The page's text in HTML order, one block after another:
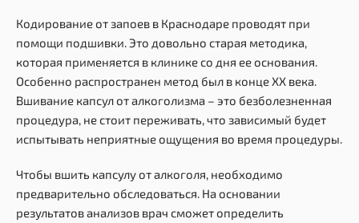
Кодирование от запоев в Краснодаре проводят при
помощи подшивки. Это довольно старая методика,
которая применяется в клинике со дня ее основания.
Особенно распространен метод был в конце ХХ века.
Вшивание капсул от алкоголизма – это безболезненная
процедура, не стоит переживать, что зависимый будет
испытывать неприятные ощущения во время процедуры.
Чтобы вшить капсулу от алкоголя, необходимо
предварительно обследоваться. На основании
результатов анализов врач сможет определить